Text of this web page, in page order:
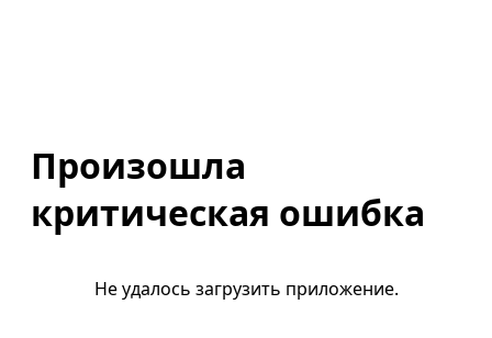
Произошла
критическая ошибка
Не удалось загрузить приложение.